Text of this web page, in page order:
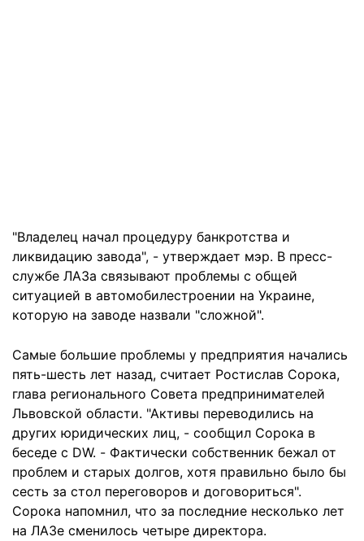
"Владелец начал процедуру банкротства и
ликвидацию завода", - утверждает мэр. В пресс-
службе ЛАЗа связывают проблемы с общей
ситуацией в автомобилестроении на Украине,
которую на заводе назвали "сложной".
Самые большие проблемы у предприятия начались
пять-шесть лет назад, считает Ростислав Сорока,
глава регионального Совета предпринимателей
Львовской области. "Активы переводились на
других юридических лиц, - сообщил Сорока в
беседе с DW. - Фактически собственник бежал от
проблем и старых долгов, хотя правильно было бы
сесть за стол переговоров и договориться".
Сорока напомнил, что за последние несколько лет
на ЛАЗе сменилось четыре директора.